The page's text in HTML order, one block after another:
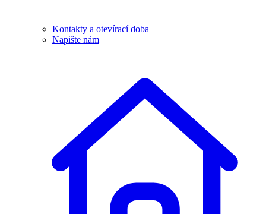
Kontakty a otevírací doba
Napište nám